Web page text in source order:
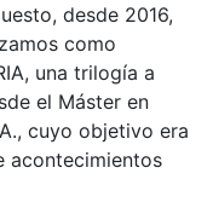
desde 2016,
como
una trilogía a
el Máster en
cuyo objetivo era
acontecimientos